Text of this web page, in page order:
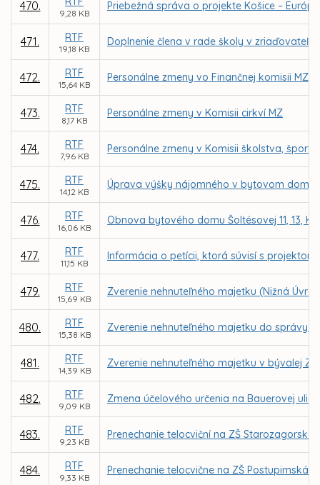
470.
9,28 KB
Priebežná správa o projekte Košice –
471. RTF
19,18 KB
Doplnenie člena v rade školy v
472. RTF
15,64 KB
Personálne zmeny vo Finančnej komisii MZ
473. RTF
8,17 KB
Personálne zmeny v Komisii cirkví MZ
474. RTF
7,96 KB
Personálne zmeny v Komisii školstva,
475. RTF
14,12 KB
Úprava výšky nájomného v bytovom dome
476. RTF
16,06 KB
Obnova bytového domu Šoltésovej 11, 13,
477. RTF
11,15 KB
Informácia o petícii, ktorá súvisí s
479. RTF
15,69 KB
Zverenie nehnuteľného majetku (Nižná
480. RTF
15,38 KB
Zverenie nehnuteľného majetku do správy
481. RTF
14,39 KB
Zverenie nehnuteľného majetku v bývalej
482. RTF
9,09 KB
Zmena účelového určenia na Bauerovej ulici
483. RTF
9,23 KB
Prenechanie telocviční na ZŠ
484. RTF
9,33 KB
Prenechanie telocvične na ZŠ Postupimská